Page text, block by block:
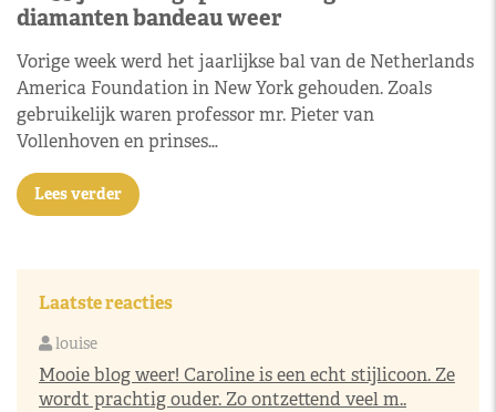
diamanten bandeau weer
Vorige week werd het jaarlijkse bal van de Netherlands
America Foundation in New York gehouden. Zoals
gebruikelijk waren professor mr. Pieter van
Vollenhoven en prinses…
Lees verder
Laatste reacties
louise
Mooie blog weer! Caroline is een echt stijlicoon. Ze
wordt prachtig ouder. Zo ontzettend veel m..